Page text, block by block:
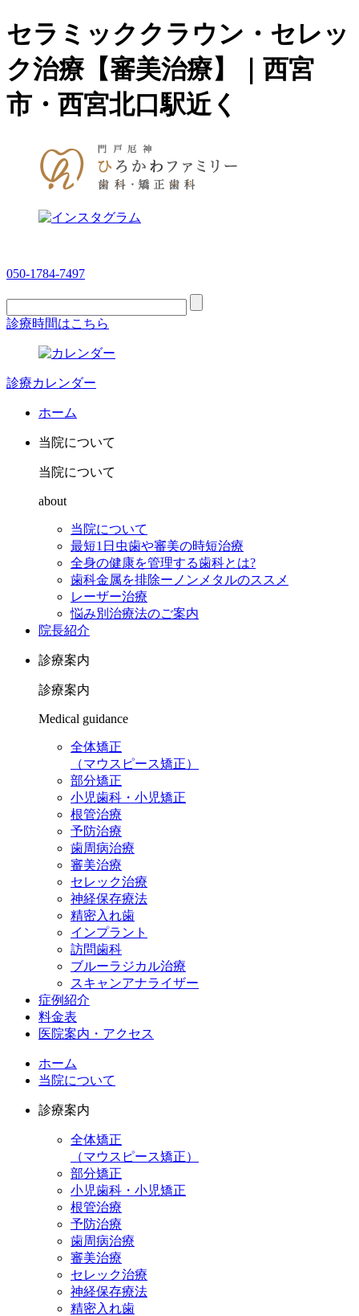
セラミッククラウン・セレッ
ク治療【審美治療】｜西宮
市・西宮北口駅近く
050-1784-7497
診療時間はこちら
診療カレンダー
ホーム
当院について
当院について
about
当院について
最短1日虫歯や審美の時短治療
全身の健康を管理する歯科とは?
歯科金属を排除ーノンメタルのススメ
レーザー治療
悩み別治療法のご案内
院長紹介
診療案内
診療案内
Medical guidance
全体矯正
（マウスピース矯正）
部分矯正
小児歯科・小児矯正
根管治療
予防治療
歯周病治療
審美治療
セレック治療
神経保存療法
精密入れ歯
インプラント
訪問歯科
ブルーラジカル治療
スキャンアナライザー
症例紹介
料金表
医院案内・アクセス
ホーム
当院について
診療案内
全体矯正
（マウスピース矯正）
部分矯正
小児歯科・小児矯正
根管治療
予防治療
歯周病治療
審美治療
セレック治療
神経保存療法
精密入れ歯